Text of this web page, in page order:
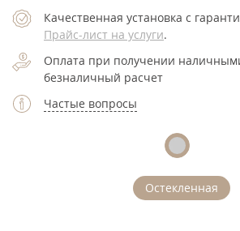
Качественная установка с
Прайс-лист на услуги.
Оплата при получении
безналичный расчет
Частые вопросы
Остекленная